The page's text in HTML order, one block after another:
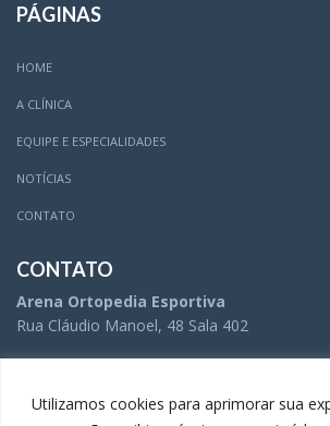
Utilizamos cookies para aprimorar sua
PÁGINAS
HOME
A CLÍNICA
EQUIPE E ESPECIALIDADES
NOTÍCIAS
CONTATO
CONTATO
Arena Ortopedia Esportiva
Rua Cláudio Manoel, 48 Sala 402
(31) 3504-5005